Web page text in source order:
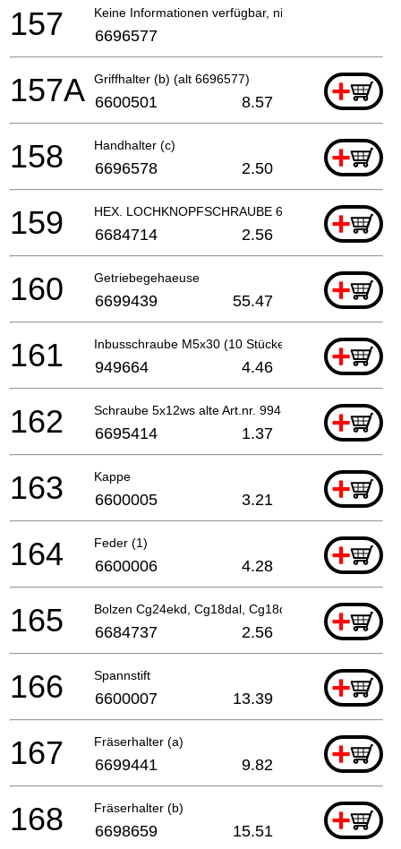
Keine Informationen verfügbar, nicht bestellbar
157 6696577
Griffhalter (b) (alt 6696577) +
157A 6600501 8.57
Handhalter (c) +
158 6696578 2.50
HEX. LOCHKNOPFSCHRAUBE 6X25S (ALT 994-
+
159 6684714 2.56
Getriebegehaeuse +
160 6699439 55.47
Inbusschraube M5x30 (10 Stücke) +
161 949664 4.46
Schraube 5x12ws alte Art.nr. 994-16050-121
+
162 6695414 1.37
Kappe +
163 6600005 3.21
Feder (1) +
164 6600006 4.28
Bolzen Cg24ekd, Cg18dal, Cg18dl +
165 6684737 2.56
Spannstift +
166 6600007 13.39
Fräserhalter (a) +
167 6699441 9.82
Fräserhalter (b) +
168 6698659 15.51